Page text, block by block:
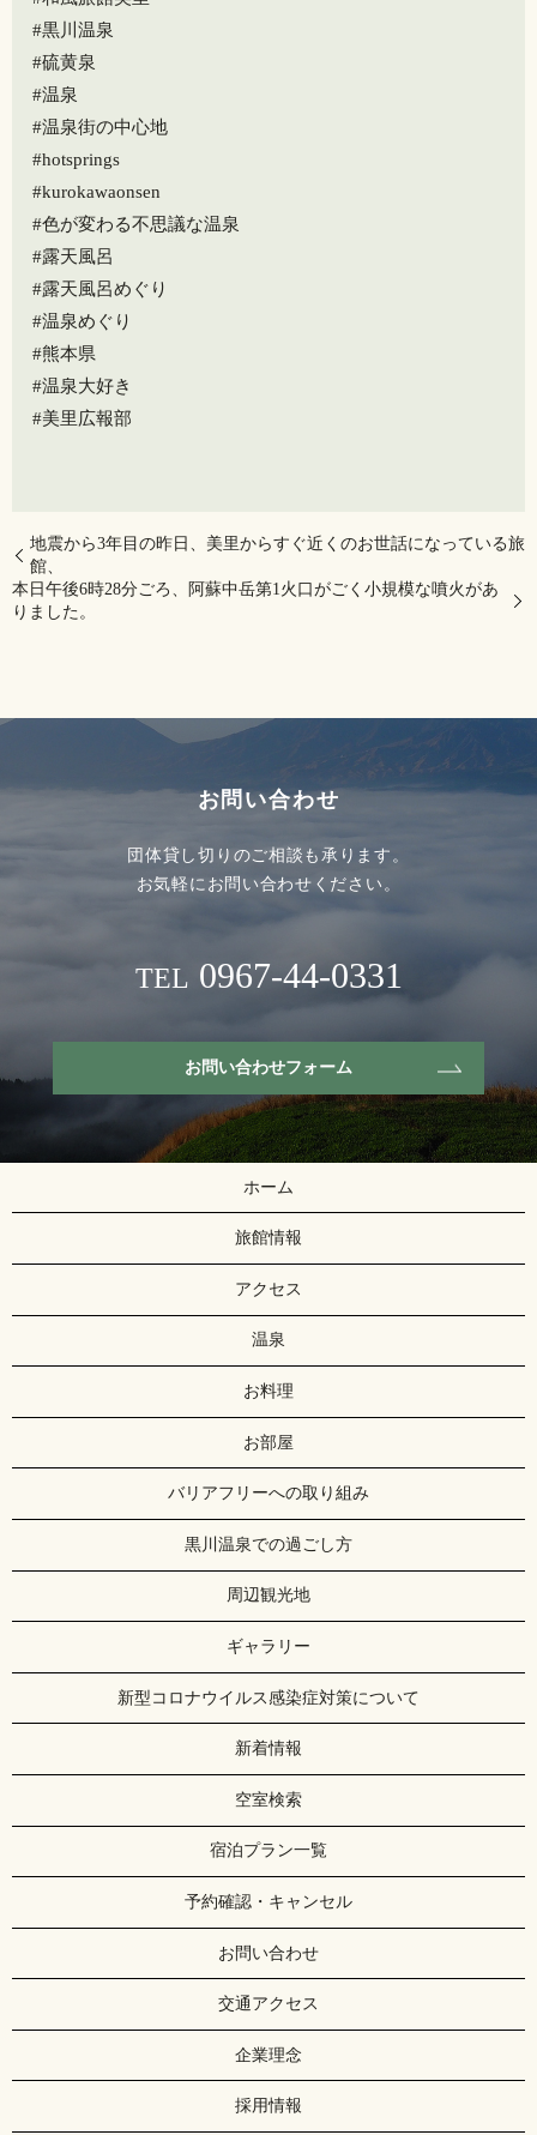
#黒川温泉
#硫黄泉
#温泉
#温泉街の中心地
#hotsprings
#kurokawaonsen
#色が変わる不思議な温泉
#露天風呂
#露天風呂めぐり
#温泉めぐり
#熊本県
#温泉大好き
#美里広報部
地震から3年目の昨日、美里からすぐ近くのお世話になっている旅
館、
本日午後6時28分ごろ、阿蘇中岳第1火口がごく小規模な噴火があ
りました。
お問い合わせ
団体貸し切りのご相談も承ります。
お気軽にお問い合わせください。
TEL 0967-44-0331
お問い合わせフォーム
ホーム
旅館情報
アクセス
温泉
お料理
お部屋
バリアフリーへの取り組み
黒川温泉での過ごし方
周辺観光地
ギャラリー
新型コロナウイルス感染症対策について
新着情報
空室検索
宿泊プラン一覧
予約確認・キャンセル
お問い合わせ
交通アクセス
企業理念
採用情報